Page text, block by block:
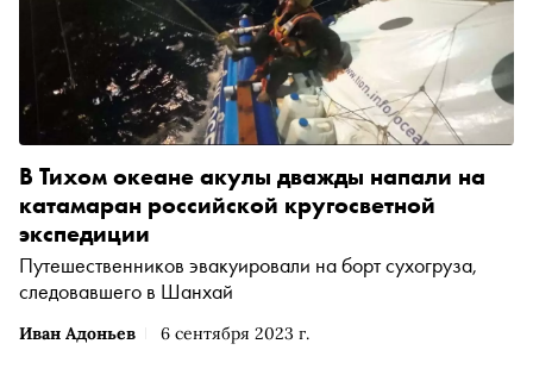
Иван Адоньев 6 сентября 2023 г.
В Тихом океане акулы дважды напали на
катамаран российской кругосветной
экспедиции
Путешественников эвакуировали на борт сухогруза,
следовавшего в Шанхай